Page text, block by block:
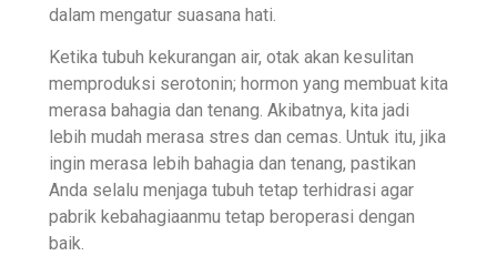
dalam mengatur suasana hati.
Ketika tubuh kekurangan air, otak akan kesulitan
memproduksi serotonin; hormon yang membuat kita
merasa bahagia dan tenang. Akibatnya, kita jadi
lebih mudah merasa stres dan cemas. Untuk itu, jika
ingin merasa lebih bahagia dan tenang, pastikan
Anda selalu menjaga tubuh tetap terhidrasi agar
pabrik kebahagiaanmu tetap beroperasi dengan
baik.